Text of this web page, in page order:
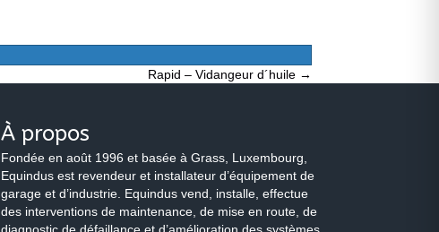
Rapid – Vidangeur d´huile →
À propos
Fondée en août 1996 et basée à Grass, Luxembourg,
Equindus est revendeur et installateur d’équipement de
garage et d’industrie. Equindus vend, installe, effectue
des interventions de maintenance, de mise en route, de